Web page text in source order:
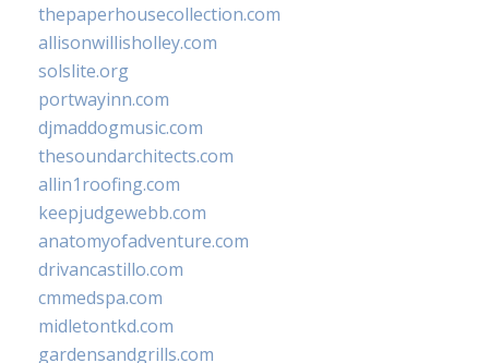
thepaperhousecollection.com
allisonwillisholley.com
solslite.org
portwayinn.com
djmaddogmusic.com
thesoundarchitects.com
allin1roofing.com
keepjudgewebb.com
anatomyofadventure.com
drivancastillo.com
cmmedspa.com
midletontkd.com
gardensandgrills.com